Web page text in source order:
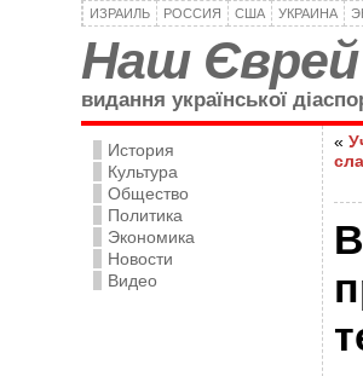
ИЗРАИЛЬ РОССИЯ США УКРАИНА
Наш Єврей
видання української
История
Культура
Общество
Политика
Экономика
Новости
Видео
«